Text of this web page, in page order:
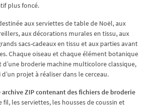
plus foncé.
aux serviettes de table de Noël, aux
aux décorations murales en tissu, aux
sacs-cadeaux en tissu et aux parties avant
Chaque oiseau et chaque élément botanique
d’une broderie machine multicolore classique,
projet à réaliser dans le cerceau.
archive ZIP contenant des fichiers de broderie
fil, les serviettes, les housses de coussin et